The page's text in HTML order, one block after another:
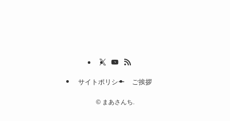
サイトポリシー ご挨拶
©まあさんち.